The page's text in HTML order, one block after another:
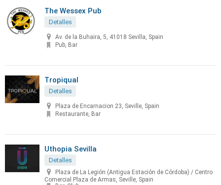
The Wessex Pub
Detalles
Av. de la Buhaira, 5, 41018 Sevilla, Spain
Pub, Bar
Tropiqual
Detalles
Plaza de Encarnacion 23, Seville, Spain
Restaurante, Bar
Uthopia Sevilla
Detalles
Plaza de La Legión (Antigua Estación de Córdoba) / Centro
Comercial Plaza de Armas, Seville, Spain